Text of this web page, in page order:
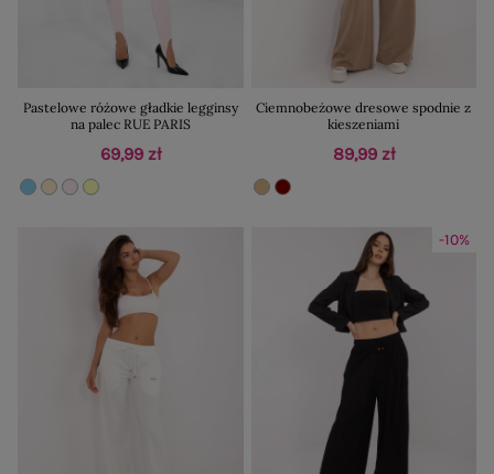
Pastelowe różowe gładkie legginsy
na palec RUE PARIS
69,99 zł
Ciemnobeżowe dresowe spodnie z
kieszeniami
89,99 zł
-10%